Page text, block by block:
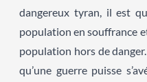
dangereux tyran, il est
population en souffrance
population hors de
qu’une guerre puisse